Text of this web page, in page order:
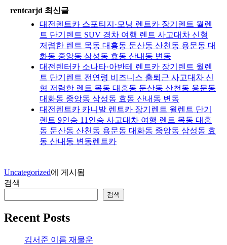
rentcarjd 최신글
대전렌트카 스포티지·모닝 렌트카 장기렌트 월렌
트 단기렌트 SUV 경차 여행 렌트 사고대차 신형
저렴한 렌트 목동 대흥동 둔산동 산천동 용문동 대
화동 중앙동 삼성동 효동 산내동 변동
대전렌터카 소나타·아반테 렌트카 장기렌트 월렌
트 단기렌트 전연령 비즈니스 출퇴근 사고대차 신
형 저렴한 렌트 목동 대흥동 둔산동 산천동 용문동
대화동 중앙동 삼성동 효동 산내동 변동
대전렌트카 카니발 렌트카 장기렌트 월렌트 단기
렌트 9인승 11인승 사고대차 여행 렌트 목동 대흥
동 둔산동 산천동 용문동 대화동 중앙동 삼성동 효
동 산내동 변동렌트카
Uncategorized에 게시됨
검색
검색
Recent Posts
김서준 이름 재물운